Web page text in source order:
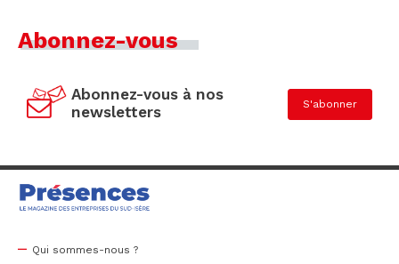
Abonnez-vous
Abonnez-vous à nos
newsletters
S'abonner
Qui sommes-nous ?